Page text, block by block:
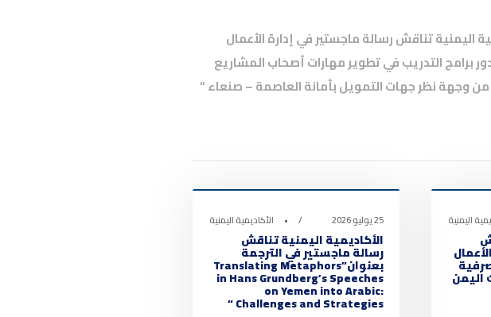
اليمنية تناقش رسالة ماجستير في إدارة الأعمال
برامج التدريب في تطوير مهارات أصحاب المشاريع
من وجهة نظر جهات التمويل بأمانة العاصمة – صنعاء “
0
اليمنية
اليمن
أخبار الأكاديمية 0
25 يوليو 2026 • الأكاديمية اليمنية
الأكاديمية اليمنية تناقش
رسالة ماجستير في الترجمة
بعنوان”Translating Metaphors
in Hans Grundberg’s Speeches
on Yemen into Arabic:
Challenges and Strategies “